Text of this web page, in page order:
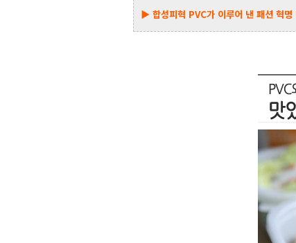
▶ 합성피혁 PVC가 이루어 낸 패션 혁명